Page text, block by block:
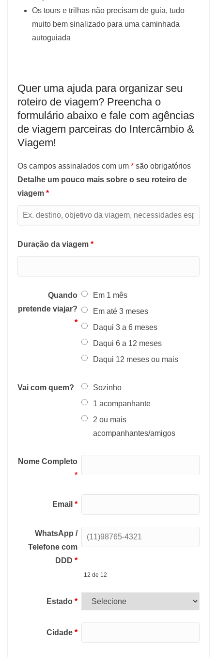
Os tours e trilhas não precisam de guia, tudo
muito bem sinalizado para uma caminhada
autoguiada
Quer uma ajuda para organizar seu
roteiro de viagem? Preencha o
formulário abaixo e fale com agências
de viagem parceiras do Intercâmbio &
Viagem!
Os campos assinalados com um * são obrigatórios
Detalhe um pouco mais sobre o seu roteiro de
viagem *
Duração da viagem *
Quando
pretende viajar?
*
Em 1 mês
Em até 3 meses
Daqui 3 a 6 meses
Daqui 6 a 12 meses
Daqui 12 meses ou mais
Vai com quem?
Sozinho
1 acompanhante
2 ou mais
acompanhantes/amigos
Nome Completo
*
Email*
WhatsApp /
Telefone com
DDD*
12 de 12
Estado*
Cidade*